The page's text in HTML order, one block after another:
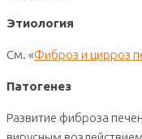
Этиология
См. «Фиброз и цирроз
Патогенез
Развитие фиброза